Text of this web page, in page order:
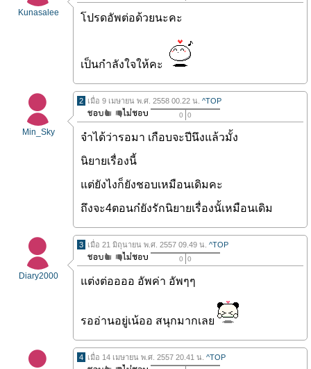
Kunasalee โปรดอัพต่อด้วยนะคะ
เป็นกำลังใจให้คะ
Min_Sky
2 เมื่อ 9 เมษายน พ.ศ. 2558 00.22 น. ^TOP
0 0
จำได้ว่ารอมา เกือบจะปีนึงแล้วมั้ง
นิยายเรื่องนี้
แต่ยังไงก็ยังชอบเหมือนเดิมคะ
ถึงจะ4ตอนก๋ยังรักนิยายเรื่องนั้เหมือนเดิม
Diary2000
3 เมื่อ 21 มิถุนายน พ.ศ. 2557 09.49 น. ^TOP
0 0
แต่งต่ออออ อัพค่า อัพๆๆ
รออ่านอยู่เน้ออ สนุกมากเลย
4 เมื่อ 14 เมษายน พ.ศ. 2557 20.41 น. ^TOP